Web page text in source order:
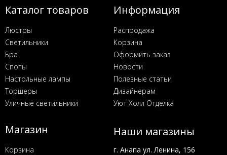
Каталог товаров
Люстры
Светильники
Бра
Споты
Настольные лампы
Торшеры
Уличные светильники
Информация
Распродажа
Корзина
Оформить заказ
Новости
Полезные статьи
Дизайнерам
Уют Холл Отделка
Магазин
Корзина
Наши магазины
г. Анапа ул. Ленина, 156